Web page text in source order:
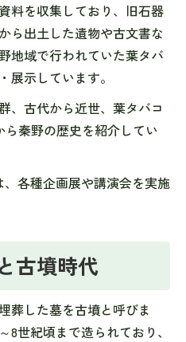
料を収集しており、旧石器
ら出土した遺物や古文書な
地域で行われていた葉タバ
展示しています。
、古代から近世、葉タバコ
秦野の歴史を紹介してい
各種企画展や講演会を実施
古墳時代
葬した墓を古墳と呼びま
8世紀頃まで造られており、